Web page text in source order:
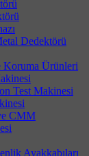
Dedektörü
Ürünleri
Test Makinesi
CMM
Ayakkabıları